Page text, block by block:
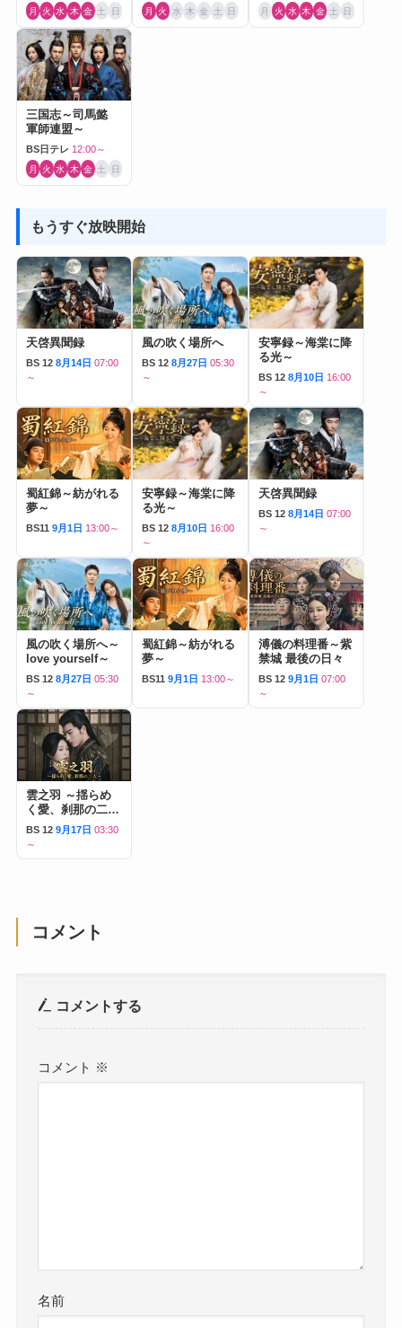
月 火 水 木 金 土 日 月 火 水 木 金 土 日 月 火 水 木 金 土 日
三国志～司馬懿
軍師連盟～
BS日テレ 12:00～
月 火 水 木 金 土 日
もうすぐ放映開始
天啓異聞録
BS 12 8月14日 07:00
～
風の吹く場所へ
BS 12 8月27日 05:30
～
安寧録～海棠に降
る光～
BS 12 8月10日 16:00
～
蜀紅錦～紡がれる
夢～
BS11 9月1日 13:00～
安寧録～海棠に降
る光～
BS 12 8月10日 16:00
～
天啓異聞録
BS 12 8月14日 07:00
～
風の吹く場所へ～
love yourself～
BS 12 8月27日 05:30
～
蜀紅錦～紡がれる
夢～
BS11 9月1日 13:00～
溥儀の料理番～紫
禁城 最後の日々
BS 12 9月1日 07:00
～
雲之羽 ～揺らめ
く愛、刹那の二人
～
BS 12 9月17日 03:30
～
コメント
コメントする
コメント ※
名前